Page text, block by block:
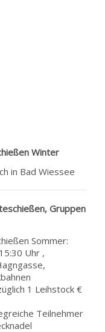
Winter
in Bad Wiessee
Gruppen
Sommer:
Uhr ,
1 Leihstock €
Teilnehmer